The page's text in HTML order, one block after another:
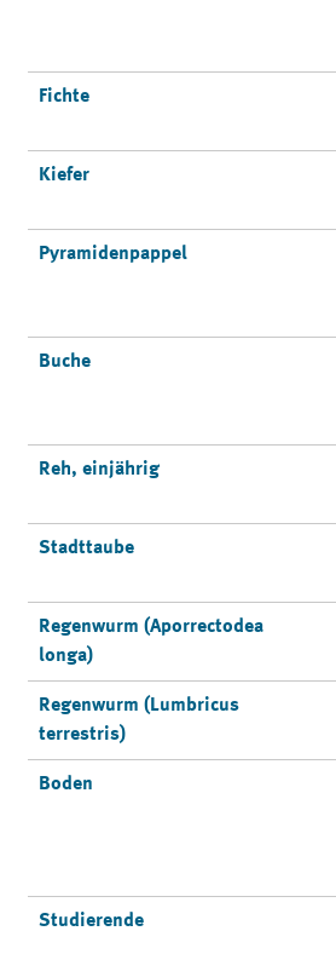
Fichte
Kiefer
Pyramidenpappel
Buche
Reh, einjährig
Stadttaube
Regenwurm (Aporrectodea
longa)
Regenwurm (Lumbricus
terrestris)
Boden
Studierende